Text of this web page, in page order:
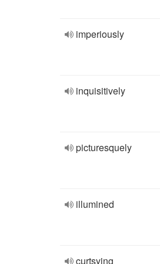
imperiously
inquisitively
picturesquely
illumined
curtsying